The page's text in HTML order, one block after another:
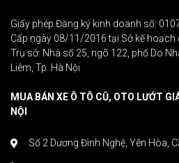
Giấy phép Đăng ký kinh doanh số:
Cấp ngày 08/11/2016 tại Sở kế hoạch
Trụ sở: Nhà số 25, ngõ 122, phố Do
Liêm, Tp. Hà Nội
MUA BÁN XE Ô TÔ CŨ, OTO LƯỚT
NỘI
Số 2 Dương Đình Nghệ, Yên Hòa,